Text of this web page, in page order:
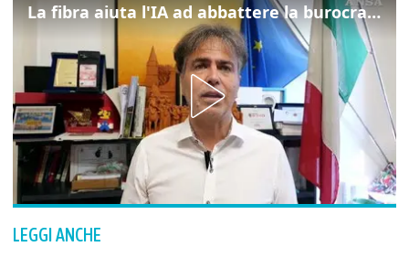
La fibra aiuta l'IA ad abbattere la burocrazia, progetto pilota in Veneto
LEGGI ANCHE